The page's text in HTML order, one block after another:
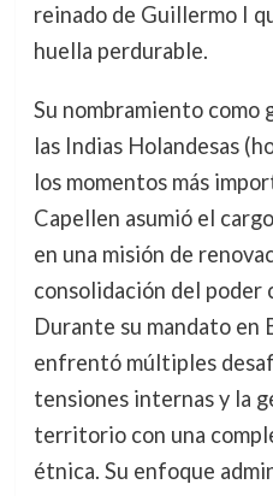
reinado de Guillermo I
huella perdurable.
Su nombramiento como
las Indias Holandesas
los momentos más
Capellen asumió el
en una misión de
consolidación del poder
Durante su mandato en
enfrentó múltiples
tensiones internas y la
territorio con una
étnica. Su enfoque